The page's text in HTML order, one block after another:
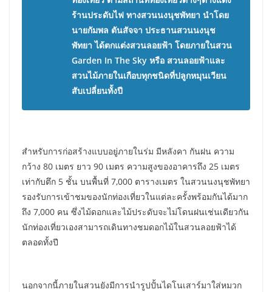
ร้านประดับไฟ ทางสวนนงนุชพัทยา นำโดย
นายกัมพล ตันสัจจา ประธานสวนนงนุช
พัทยา ได้ตกแต่งสวนลอยฟ้า โดยภายในสวน
Garden In The Sky หรือ สวนลอยฟ้าและ
สวนไม้ภายในเกือบทุกชนิดที่ปลูกหมุนเวียน
สับเปลี่ยนทั้งปี
สำหรับการก่อสร้างแบบอยู่ภายในร่ม มีหลังคา กันฝน ความ
กว้าง 80 เมตร ยาว 90 เมตร ความสูงของอาคารถึง 25 เมตร
เท่ากับตึก 5 ชั้น บนพื้นที่ 7,000 ตารางเมตร ในสวนนงนุชพัทยา
รองรับการเข้าชมของนักท่องเที่ยวในแต่ละครั้งพร้อมกันได้มาก
ถึง 7,000 คน ซึ่งไม้ดอกและไม้ประดับจะไม่โดนฝนเช่นเดียวกัน
นักท่องเที่ยวเองสามารถเดินทางชมดอกไม้ในสวนลอยฟ้าได้
ตลอดทั้งปี
นอกจากนี้ภายในสวนยังมีการนำรูปปั้นไดโนเสาร์มาใส่หมวก